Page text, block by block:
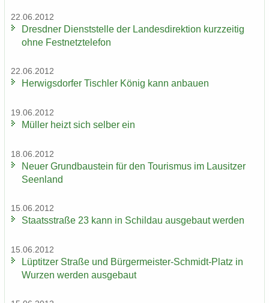
22.06.2012
Dresd­ner Dienst­stel­le der Lan­des­di­rek­ti­on kurz­zei­tig
ohne Fest­netz­te­le­fon
22.06.2012
Her­wigs­dor­fer Tisch­ler König kann an­bau­en
19.06.2012
Mül­ler heizt sich sel­ber ein
18.06.2012
Neuer Grund­bau­stein für den Tou­ris­mus im Lau­sit­zer
Se­en­land
15.06.2012
Staats­stra­ße 23 kann in Schildau aus­ge­baut wer­den
15.06.2012
Lüp­tit­zer Stra­ße und Bürgermeister-​Schmidt-Platz in
Wur­zen wer­den aus­ge­baut